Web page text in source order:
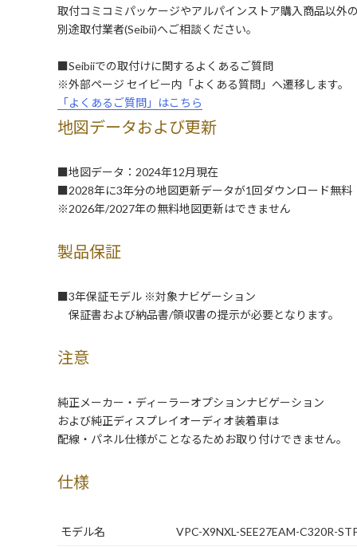
取付コミコミパッケージやアルパインストア購入商品以外
別途取付業者(Seibii)へご相談ください。
■Seibiiでの取付けに関するよくあるご質問
※外部ページ セイビー内「よくある質問」へ遷移します。
「よくあるご質問」はこちら
地図データおよび更新
■地図データ：2024年12月現在
■2028年に3年分の地図更新データが1回ダウンロード無料
※2026年/2027年の無料地図更新はできません
製品保証
■3年保証モデル ※対象ナビゲーション
保証書および納品書/領収書の提示が必要となります。
注意
純正メーカー・ディーラーオプションナビゲーション
および純正ディスプレイオーディオ装着車は
配線・パネル仕様がことなるためお取り付けできません。
仕様
モデル名 VPC-X9NXL-SEE27EAM-C320R-